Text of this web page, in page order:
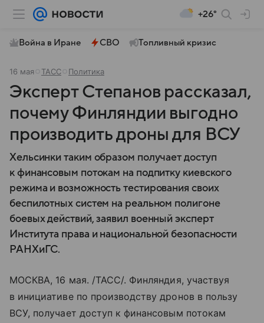
+26°
Война в Иране СВО Топливный кризис
16 мая ТАСС Политика
Эксперт Степанов рассказал,
почему Финляндии выгодно
производить дроны для ВСУ
Хельсинки таким образом получает доступ
к финансовым потокам на подпитку киевского
режима и возможность тестирования своих
беспилотных систем на реальном полигоне
боевых действий, заявил военный эксперт
Института права и национальной безопасности
РАНХиГС.
МОСКВА, 16 мая. /ТАСС/. Финляндия, участвуя
в инициативе по производству дронов в пользу
ВСУ, получает доступ к финансовым потокам